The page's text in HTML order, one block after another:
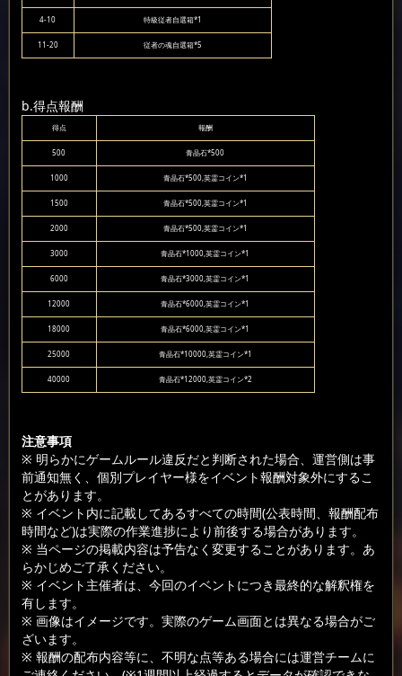
4-10 特級従者自選箱*1
11-20 従者の魂自選箱*5
b.得点報酬
得点 報酬
500 青晶石*500
1000 青晶石*500,英霊コイン*1
1500 青晶石*500,英霊コイン*1
2000 青晶石*500,英霊コイン*1
3000 青晶石*1000,英霊コイン*1
6000 青晶石*3000,英霊コイン*1
12000 青晶石*6000,英霊コイン*1
18000 青晶石*6000,英霊コイン*1
25000 青晶石*10000,英霊コイン*1
40000 青晶石*12000,英霊コイン*2
注意事項
※ 明らかにゲームルール違反だと判断された場合、運営側は事
前通知無く、個別プレイヤー様をイベント報酬対象外にするこ
とがあります。
※ イベント内に記載してあるすべての時間(公表時間、報酬配布
時間など)は実際の作業進捗により前後する場合があります。
※ 当ページの掲載内容は予告なく変更することがあります。あ
らかじめご了承ください。
※ イベント主催者は、今回のイベントにつき最終的な解釈権を
有します。
※ 画像はイメージです。実際のゲーム画面とは異なる場合がご
ざいます。
※ 報酬の配布内容等に、不明な点等ある場合には運営チームに